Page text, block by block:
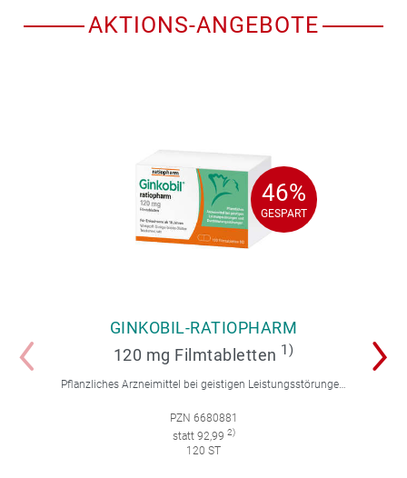
AKTIONS-ANGEBOTE
46%
GESPART
46%
GESPART
GINKOBIL-RATIOPHARM
120 mg Filmtabletten 1)
Pflanzliches Arzneimittel bei geistigen Leistungsstörungen und Durchblutungsstörungen.
PZN 6680881
statt 92,99 2)
120 ST